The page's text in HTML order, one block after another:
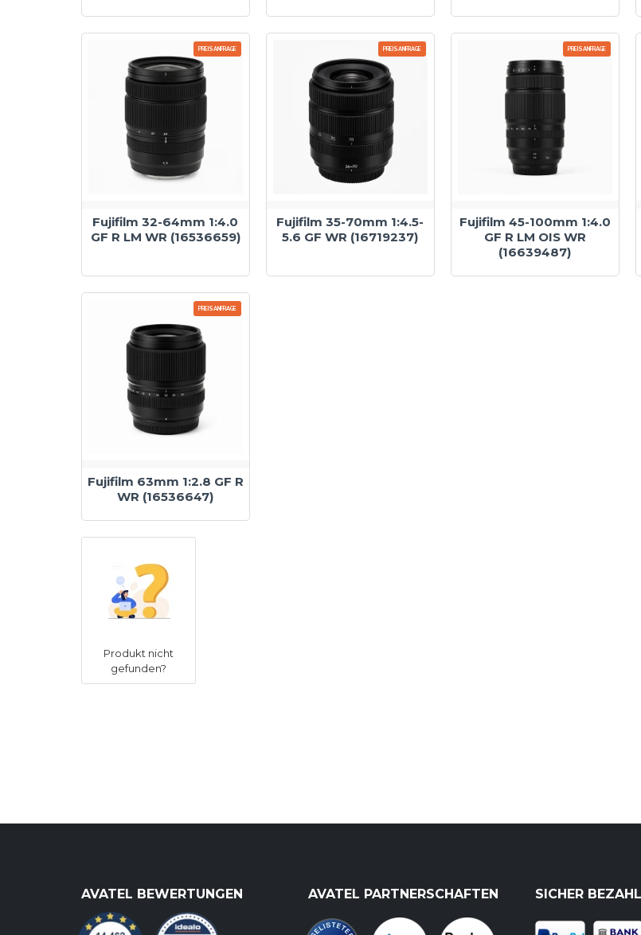
PREISANFRAGE
Fujifilm 32-64mm 1:4.0
GF R LM WR (16536659)
PREISANFRAGE
Fujifilm 35-70mm 1:4.5-
5.6 GF WR (16719237)
PREISANFRAGE
Fujifilm 45-100mm 1:4.0
GF R LM OIS WR
(16639487)
PREISANFRAGE
Fujifilm 63mm 1:2.8 GF R
WR (16536647)
Produkt nicht
gefunden?
AVATEL BEWERTUNGEN AVATEL PARTNERSCHAFTEN SICHER